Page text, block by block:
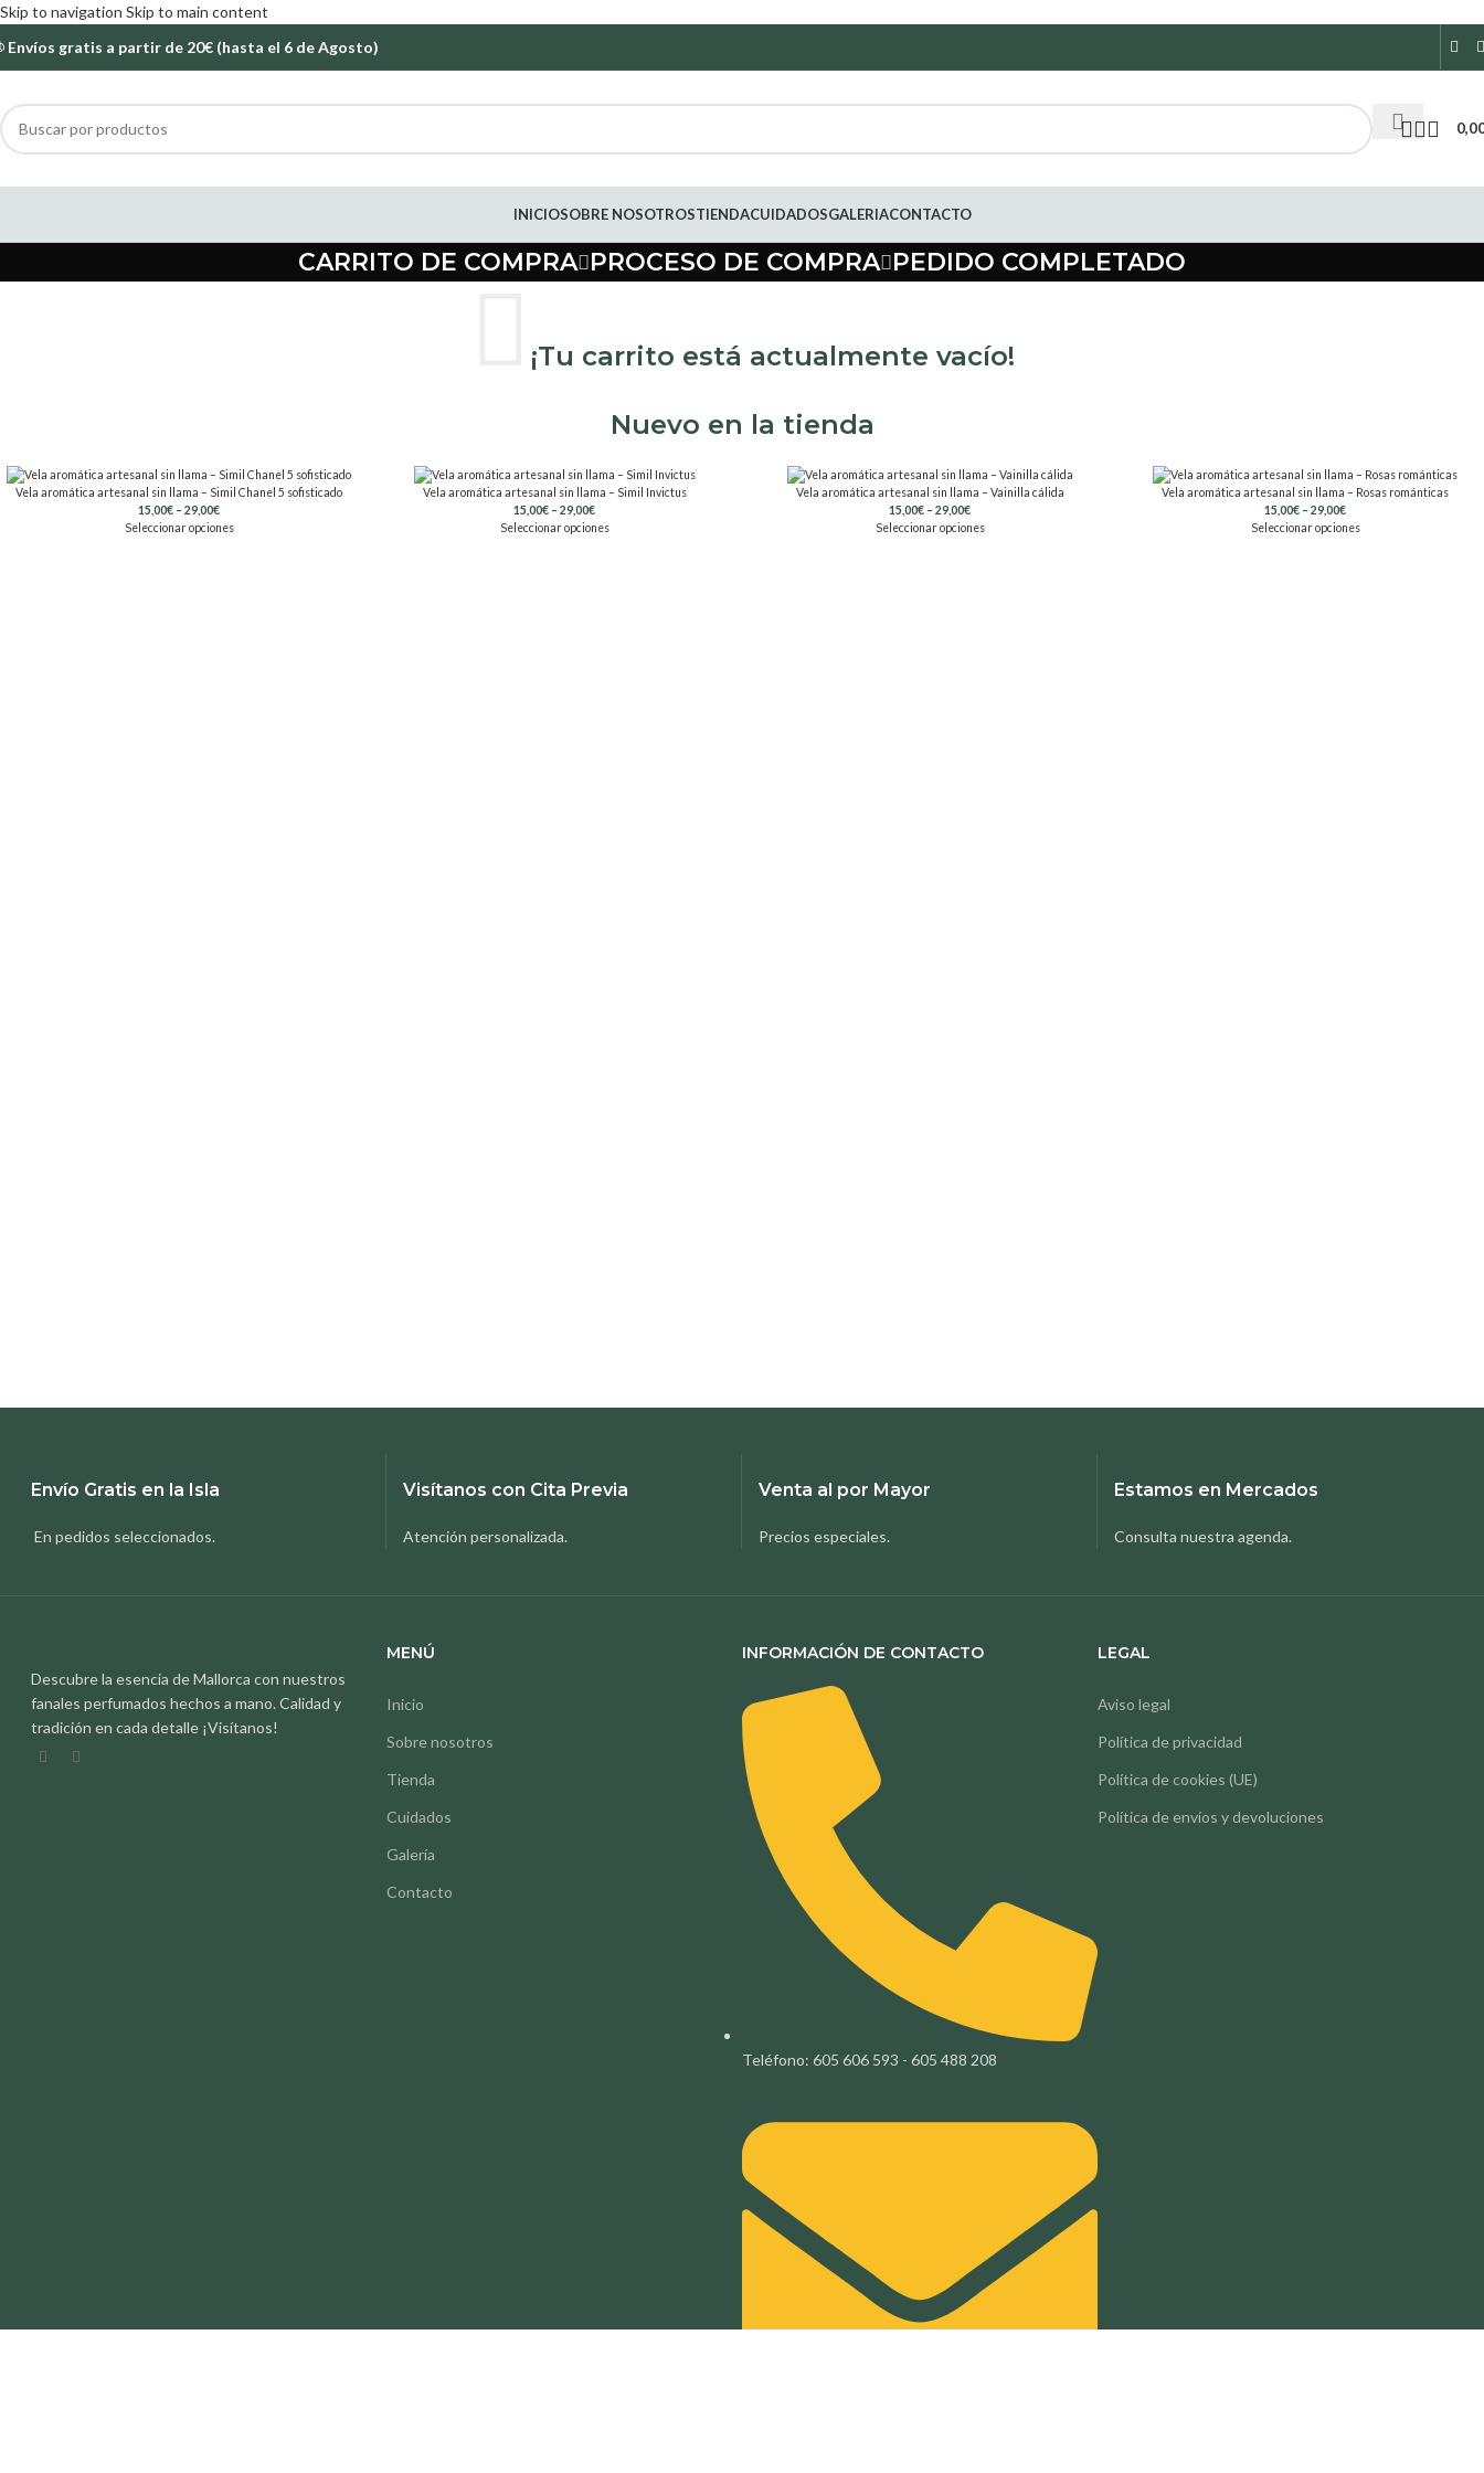
Skip to navigation Skip to main content
Envíos gratis a partir de 20€ (hasta el 6 de Agosto)
INICIOSOBRE NOSOTROSTIENDACUIDADOSGALERIACONTACTO
CARRITO DE COMPRA PROCESO DE COMPRA PEDIDO COMPLETADO
¡Tu carrito está actualmente vacío!
Nuevo en la tienda
Vela aromática artesanal sin llama – Simil Chanel 5 sofisticado
15,00€ – 29,00€
Seleccionar opciones
Vela aromática artesanal sin llama – Simil Invictus
15,00€ – 29,00€
Seleccionar opciones
Vela aromática artesanal sin llama – Vainilla cálida
15,00€ – 29,00€
Seleccionar opciones
Vela aromática artesanal sin llama – Rosas románticas
15,00€ – 29,00€
Seleccionar opciones
Envío Gratis en la Isla
En pedidos seleccionados.
Visítanos con Cita Previa
Atención personalizada.
Venta al por Mayor
Precios especiales.
Estamos en Mercados
Consulta nuestra agenda.
Descubre la esencia de Mallorca con nuestros
fanales perfumados hechos a mano. Calidad y
tradición en cada detalle ¡Visítanos!
MENÚ
Inicio
Sobre nosotros
Tienda
Cuidados
Galería
Contacto
INFORMACIÓN DE CONTACTO
Teléfono: 605 606 593 - 605 488 208
LEGAL
Aviso legal
Política de privacidad
Política de cookies (UE)
Política de envíos y devoluciones